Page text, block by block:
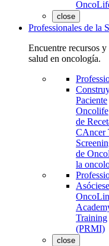
close
Professionales de la
Encuentre recursos
salud en oncología.
Paciente
Oncolife
de
CAncer
de
la
Training
(PRMI)
close